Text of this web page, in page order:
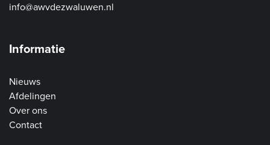
info@awvdezwaluwen.nl
Informatie
Nieuws
Afdelingen
Over ons
Contact